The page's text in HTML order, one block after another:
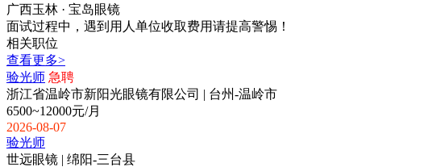
广西玉林 · 宝岛眼镜
面试过程中，遇到用人单位收取费用请提高警惕！
相关职位
查看更多>
验光师 急聘
浙江省温岭市新阳光眼镜有限公司 | 台州-温岭市
6500~12000元/月
2026-08-07
验光师
世远眼镜 | 绵阳-三台县